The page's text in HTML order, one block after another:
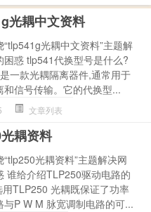
光耦中文资料
“tlp541g光耦中文资料”主题解
困惑 tlp541代换型号是什么?
一款光耦隔离器件,通常用于
和信号传输。它的代换型...
文章列表
耦资料
“tlp250光耦资料”主题解决网
谁给介绍TLP250驱动电路的
用TLP250 光耦既保证了功率
与P W M 脉宽调制电路的可...